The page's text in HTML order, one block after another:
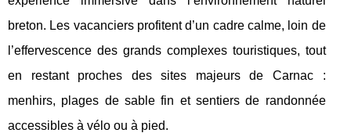
breton. Les vacanciers profitent d’un cadre calme, loin de
l’effervescence des grands complexes touristiques, tout
en restant proches des sites majeurs de Carnac :
menhirs, plages de sable fin et sentiers de randonnée
accessibles à vélo ou à pied.